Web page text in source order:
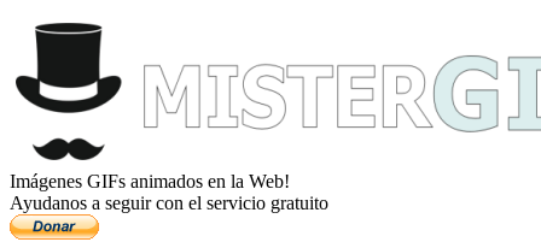
Imágenes GIFs animados en la Web!
Ayudanos a seguir con el servicio gratuito